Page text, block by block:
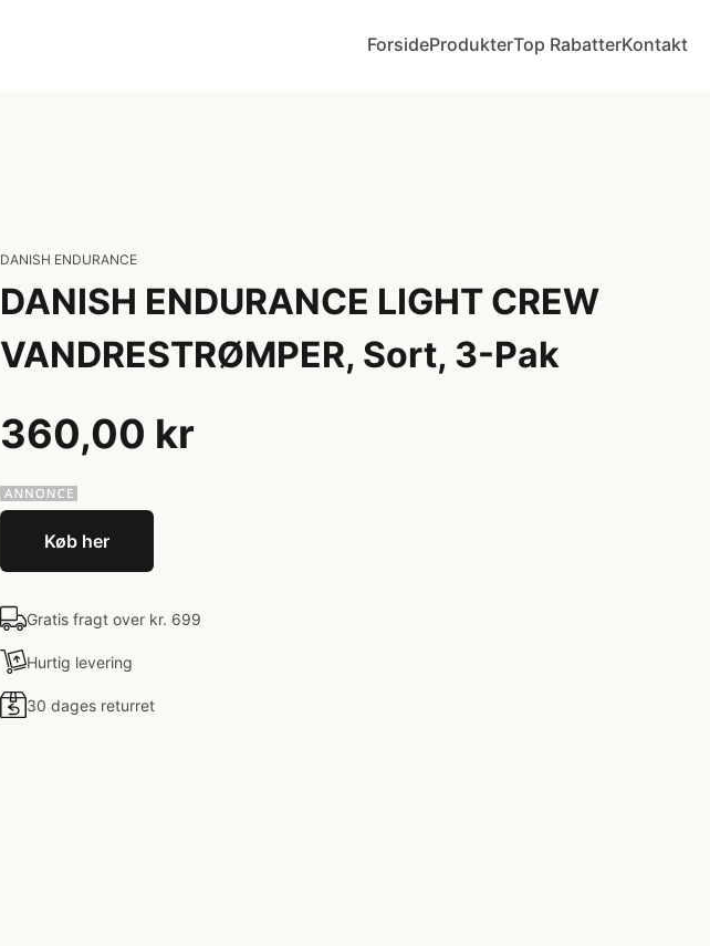
ForsideProdukterTop RabatterKontakt
DANISH ENDURANCE
DANISH ENDURANCE LIGHT CREW
VANDRESTRØMPER, Sort, 3-Pak
360,00 kr
Køb her
Gratis fragt over kr. 699
Hurtig levering
30 dages returret